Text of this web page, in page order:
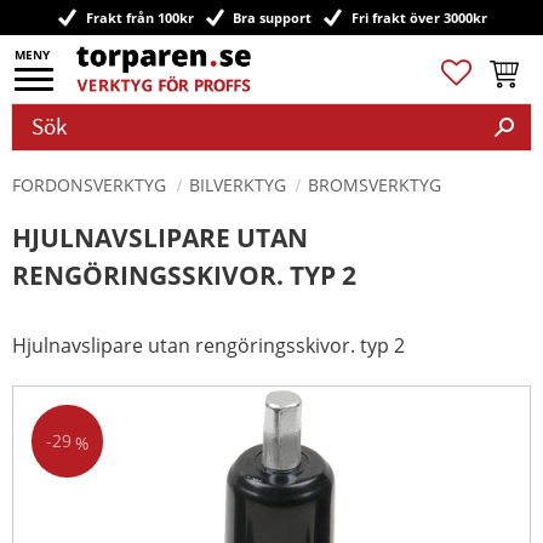
Meny
Frakt från 100kr Bra support Fri frakt över 3000kr
Favoriter
FORDONSVERKTYG BILVERKTYG BROMSVERKTYG
HJULNAVSLIPARE UTAN
RENGÖRINGSSKIVOR. TYP 2
Hjulnavslipare utan rengöringsskivor. typ 2
29 %